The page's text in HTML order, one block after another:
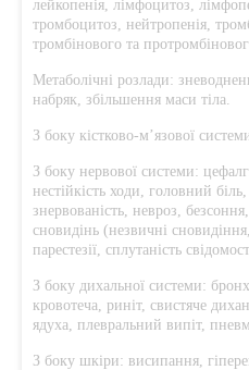
лейкопенія, лімфоцитоз,
тромбоцитоз, нейтропенія,
тромбінового та
Метаболічні розлади:
набряк, збільшення маси тіла.
З боку кістково-м’язової
З боку нервової системи:
нестійкість ходи, головний
знервованість, невроз,
сновидінь (незвичні
парестезії, сплутаність
З боку дихальної системи:
кровотеча, риніт, свистяче
ядуха, плевральний випіт,
З боку шкіри: висипання,